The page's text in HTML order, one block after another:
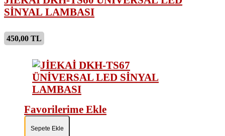
SİNYAL LAMBASI
450,00 TL
Favorilerime Ekle
Sepete Ekle